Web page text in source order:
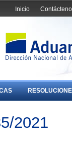
Inicio
2021